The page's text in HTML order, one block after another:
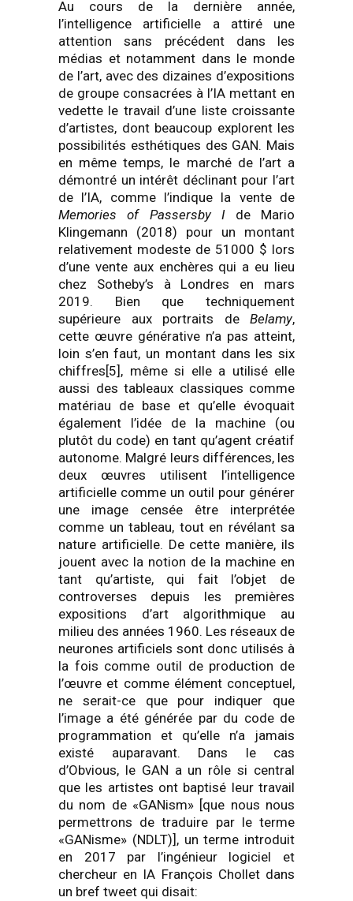
Au cours de la dernière année,
l’intelligence artificielle a attiré une
attention sans précédent dans les
médias et notamment dans le monde
de l’art, avec des dizaines d’expositions
de groupe consacrées à l’IA mettant en
vedette le travail d’une liste croissante
d’artistes, dont beaucoup explorent les
possibilités esthétiques des GAN. Mais
en même temps, le marché de l’art a
démontré un intérêt déclinant pour l’art
de l’IA, comme l’indique la vente de
Memories of Passersby Ide Mario
Klingemann (2018) pour un montant
relativement modeste de 51000 $ lors
d’une vente aux enchères qui a eu lieu
chez Sotheby’s à Londres en mars
2019. Bien que techniquement
supérieure aux portraits de Belamy,
cette œuvre générative n’a pas atteint,
loin s’en faut, un montant dans les six
chiffres[5], même si elle a utilisé elle
aussi des tableaux classiques comme
matériau de base et qu’elle évoquait
également l’idée de la machine (ou
plutôt du code) en tant qu’agent créatif
autonome. Malgré leurs différences, les
deux œuvres utilisent l’intelligence
artificielle comme un outil pour générer
une image censée être interprétée
comme un tableau, tout en révélant sa
nature artificielle. De cette manière, ils
jouent avec la notion de la machine en
tant qu’artiste, qui fait l’objet de
controverses depuis les premières
expositions d’art algorithmique au
milieu des années 1960. Les réseaux de
neurones artificiels sont donc utilisés à
la fois comme outil de production de
l’œuvre et comme élément conceptuel,
ne serait-ce que pour indiquer que
l’image a été générée par du code de
programmation et qu’elle n’a jamais
existé auparavant. Dans le cas
d’Obvious, le GAN a un rôle si central
que les artistes ont baptisé leur travail
du nom de «GANism» [que nous nous
permettrons de traduire par le terme
«GANisme» (NDLT)], un terme introduit
en 2017 par l’ingénieur logiciel et
chercheur en IA François Chollet dans
un bref tweet qui disait: